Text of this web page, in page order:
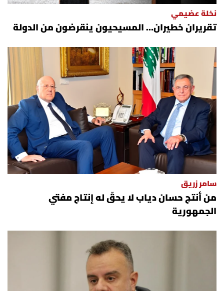
نخلة عضيمي
تقريران خطيران… المسيحيون ينقرضون من الدولة
سامر زريق
من أنتج حسان دياب لا يحقّ له إنتاج مفتي
الجمهورية